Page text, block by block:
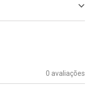
0 avaliações